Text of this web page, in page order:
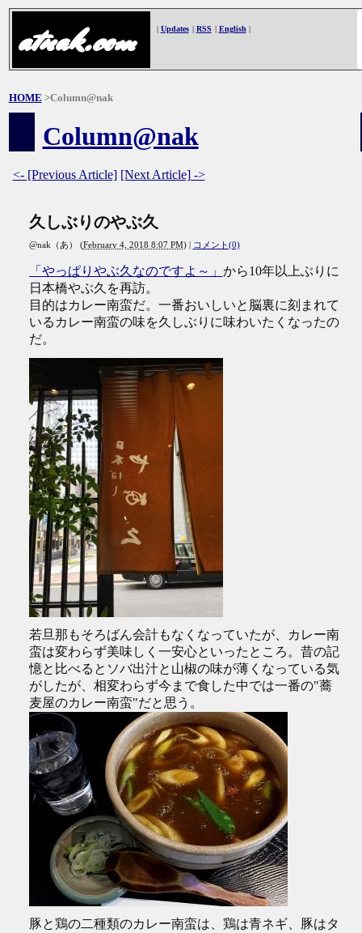
atnak.com | Updates | RSS | English |
HOME >Column@nak
Column@nak
<- [Previous Article] [Next Article] ->
久しぶりのやぶ久
@nak（あ） (February 4, 2018 8:07 PM) | コメント(0)
「やっぱりやぶ久なのですよ～」 から10年以上ぶりに
日本橋やぶ久を再訪。
目的はカレー南蛮だ。一番おいしいと脳裏に刻まれて
いるカレー南蛮の味を久しぶりに味わいたくなったの
だ。
若旦那もそろばん会計もなくなっていたが、カレー南
蛮は変わらず美味しく一安心といったところ。昔の記
憶と比べるとソバ出汁と山椒の味が薄くなっている気
がしたが、相変わらず今まで食した中では一番の"蕎
麦屋のカレー南蛮"だと思う。
豚と鶏の二種類のカレー南蛮は、鶏は青ネギ、豚はタ